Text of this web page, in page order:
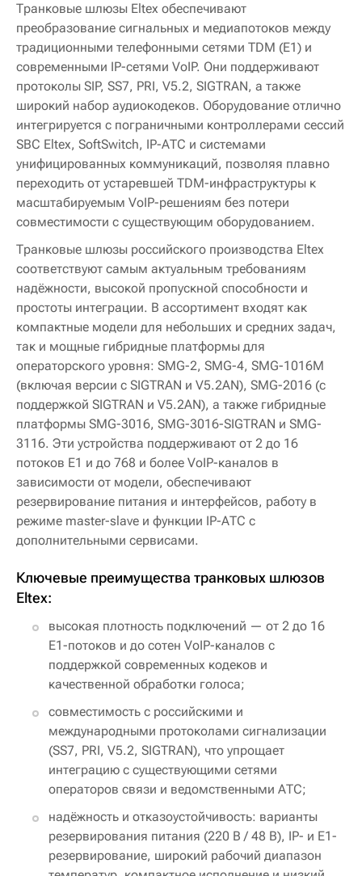
Транковые шлюзы Eltex обеспечивают
преобразование сигнальных и медиапотоков между
традиционными телефонными сетями TDM (E1) и
современными IP-сетями VoIP. Они поддерживают
протоколы SIP, SS7, PRI, V5.2, SIGTRAN, а также
широкий набор аудиокодеков. Оборудование отлично
интегрируется с пограничными контроллерами сессий
SBC Eltex, SoftSwitch, IP-АТС и системами
унифицированных коммуникаций, позволяя плавно
переходить от устаревшей TDM-инфраструктуры к
масштабируемым VoIP-решениям без потери
совместимости с существующим оборудованием.
Транковые шлюзы российского производства Eltex
соответствуют самым актуальным требованиям
надёжности, высокой пропускной способности и
простоты интеграции. В ассортимент входят как
компактные модели для небольших и средних задач,
так и мощные гибридные платформы для
операторского уровня: SMG-2, SMG-4, SMG-1016M
(включая версии с SIGTRAN и V5.2AN), SMG-2016 (с
поддержкой SIGTRAN и V5.2AN), а также гибридные
платформы SMG-3016, SMG-3016-SIGTRAN и SMG-
3116. Эти устройства поддерживают от 2 до 16
потоков E1 и до 768 и более VoIP-каналов в
зависимости от модели, обеспечивают
резервирование питания и интерфейсов, работу в
режиме master-slave и функции IP-АТС с
дополнительными сервисами.
Ключевые преимущества транковых шлюзов
Eltex:
высокая плотность подключений — от 2 до 16
E1-потоков и до сотен VoIP-каналов с
поддержкой современных кодеков и
качественной обработки голоса;
совместимость с российскими и
международными протоколами сигнализации
(SS7, PRI, V5.2, SIGTRAN), что упрощает
интеграцию с существующими сетями
операторов связи и ведомственными АТС;
надёжность и отказоустойчивость: варианты
резервирования питания (220 В / 48 В), IP- и E1-
резервирование, широкий рабочий диапазон